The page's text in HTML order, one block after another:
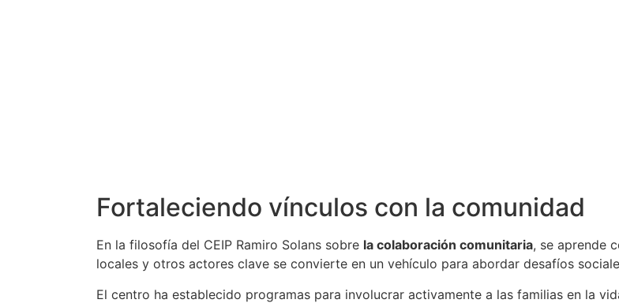
Fortaleciendo vínculos con la comunidad
En la filosofía del CEIP Ramiro Solans sobre la colaboración comunitaria, se aprende
locales y otros actores clave se convierte en un vehículo para abordar desafíos
El centro ha establecido programas para involucrar activamente a las familias en la